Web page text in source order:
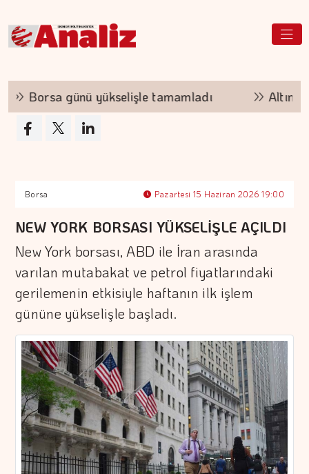
Borsa günü yükselişle tamamladı Altının
Borsa Pazartesi 15 Haziran 2026 19:00
NEW YORK BORSASI YÜKSELİŞLE AÇILDI
New York borsası, ABD ile İran arasında
varılan mutabakat ve petrol fiyatlarındaki
gerilemenin etkisiyle haftanın ilk işlem
gününe yükselişle başladı.